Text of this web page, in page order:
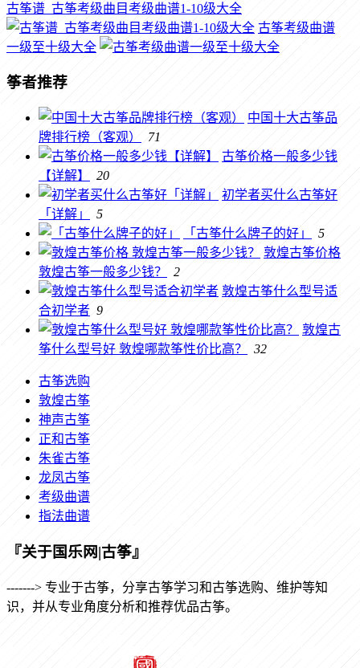
古筝谱_古筝考级曲目考级曲谱1-10级大全
古筝考级曲谱
一级至十级大全
筝者推荐
中国十大古筝品
牌排行榜（客观）
71
古筝价格一般多少钱
【详解】
20
初学者买什么古筝好
「详解」
5
「古筝什么牌子的好」
5
敦煌古筝价格
敦煌古筝一般多少钱？
2
敦煌古筝什么型号适
合初学者 9
敦煌古
筝什么型号好 敦煌哪款筝性价比高？
32
古筝选购
敦煌古筝
神声古筝
正和古筝
朱雀古筝
龙凤古筝
考级曲谱
指法曲谱
『关于国乐网|古筝』
-------> 专业于古筝，分享古筝学习和古筝选购、维护等知
识，并从专业角度分析和推荐优品古筝。